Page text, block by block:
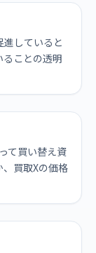
進していると
ことの透明
て買い替え資
買取Xの価格